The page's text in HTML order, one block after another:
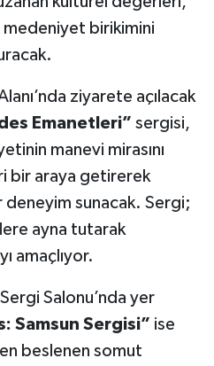
medeniyet birikimini
ziyarete açılacak
Emanetleri” sergisi,
manevi mirasını
bir araya getirerek
deneyim sunacak. Sergi;
ayna tutarak
amaçlıyor.
Salonu’nda yer
Samsun Sergisi” ise
beslenen somut